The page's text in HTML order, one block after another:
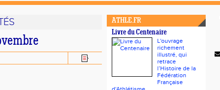
ATHLE.FR
Livre du Centenaire
L'ouvrage
richement
illustré, qui
retrace
l’Histoire de la
Fédération
Française